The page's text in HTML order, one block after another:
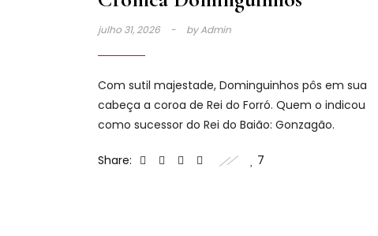
julho 31, 2026 byAdmin
Com sutil majestade, Dominguinhos pôs em sua
cabeça a coroa de Rei do Forró. Quem o indicou
como sucessor do Rei do Baião: Gonzagão.
Share: 7